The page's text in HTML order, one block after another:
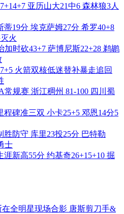
亚历山大21中6 森林狼3人
蒂19分 埃克萨姆27分 希罗40+8
火
加时砍43+7 萨博尼斯22+28 鹈鹕
火箭双核低迷替补暴走追回
常规赛 浙江稠州 81-100 四川蜀
程碑准三双 小卡25+5 邓恩14分5
胜防守 库里23投25分 巴特勒
士
涯新高55分 约基奇26+15+10 掘
在全明星现场合影 唐斯剪刀手&